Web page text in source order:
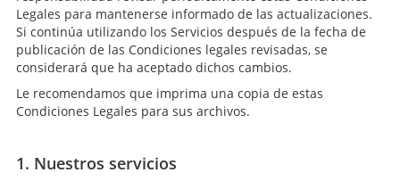
Legales para mantenerse informado de las actualizaciones.
Si continúa utilizando los Servicios después de la fecha de
publicación de las Condiciones legales revisadas, se
considerará que ha aceptado dichos cambios.
Le recomendamos que imprima una copia de estas
Condiciones Legales para sus archivos.
1. Nuestros servicios